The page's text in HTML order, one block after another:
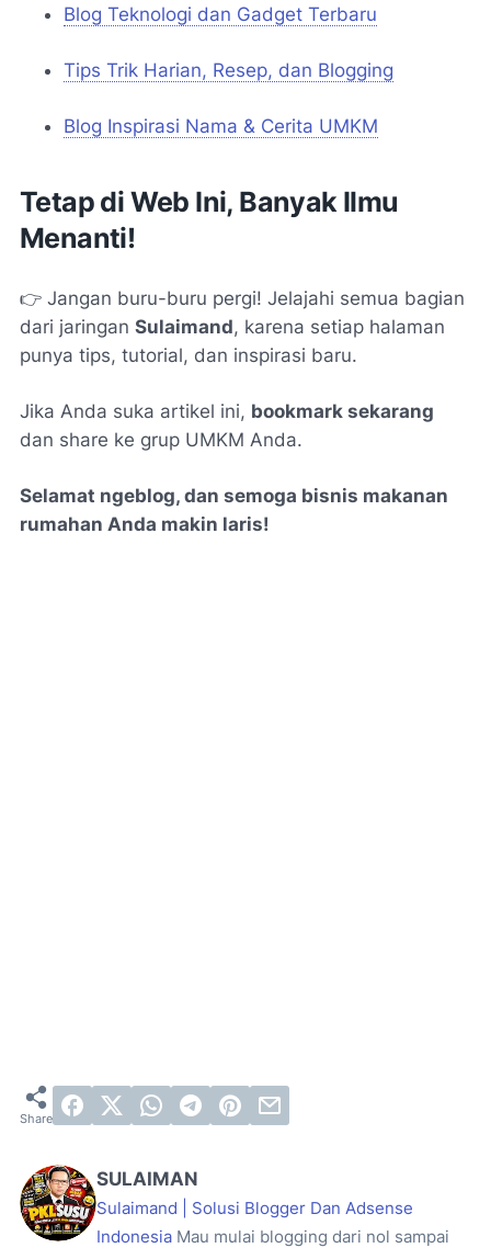
Blog Teknologi dan Gadget Terbaru
Tips Trik Harian, Resep, dan Blogging
Blog Inspirasi Nama & Cerita UMKM
Tetap di Web Ini, Banyak Ilmu
Menanti!
👉 Jangan buru-buru pergi! Jelajahi semua bagian
dari jaringan Sulaimand, karena setiap halaman
punya tips, tutorial, dan inspirasi baru.
Jika Anda suka artikel ini, bookmark sekarang
dan share ke grup UMKM Anda.
Selamat ngeblog, dan semoga bisnis makanan
rumahan Anda makin laris!
SULAIMAN
Sulaimand | Solusi Blogger Dan Adsense
Indonesia Mau mulai blogging dari nol sampai